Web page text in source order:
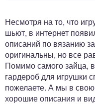
Несмотря на то, что
шьют, в интернет
описаний по вязанию
оригинальны, но все
Помимо самого зайца,
гардероб для игрушки
пожелаете. А мы в
хорошие описания и